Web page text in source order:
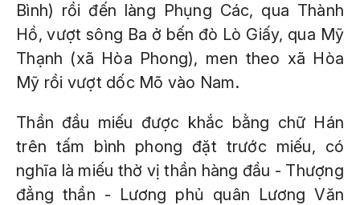
Bình) rồi đến làng Phụng Các, qua Thành
Hồ, vượt sông Ba ở bến đò Lò Giấy, qua Mỹ
Thạnh (xã Hòa Phong), men theo xã Hòa
Mỹ rồi vượt dốc Mõ vào Nam.
Thần đầu miếu được khắc bằng chữ Hán
trên tấm bình phong đặt trước miếu, có
nghĩa là miếu thờ vị thần hàng đầu - Thượng
đẳng thần - Lương phủ quân Lương Văn